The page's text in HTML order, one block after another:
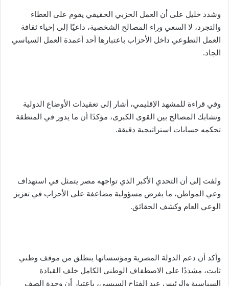
وشدد خليل على أن العمل الحزبي الحقيقي يقوم على العطاء
والتجرد، لا السعي وراء المصالح الشخصية، داعيًا إلى إحياء ثقافة
العمل التطوعي داخل الأحزاب باعتبارها أحد أعمدة العمل السياسي
الجاد.
وفي قراءة للمشهد الإقليمي، أشار إلى تعقيدات الأوضاع الدولية
وتشابك المصالح بين القوى الكبرى، مؤكدًا أن ما يدور في المنطقة
تحكمه حسابات استراتيجية دقيقة.
ولفت إلى أن التحدي الأكبر الذي تواجهه مصر يتمثل في استهداف
وعي المواطن، ما يفرض مسؤولية مضاعفة على الأحزاب في تعزيز
الوعي العام وكشف الحقائق.
وأكد أن دعم الدولة المصرية ومؤسساتها ينطلق من موقف وطني
ثابت، مشددًا على الاصطفاف الوطني الكامل خلف القيادة
السياسية والرئيس عبد الفتاح السيسي، باعتبار أن وحدة الصف